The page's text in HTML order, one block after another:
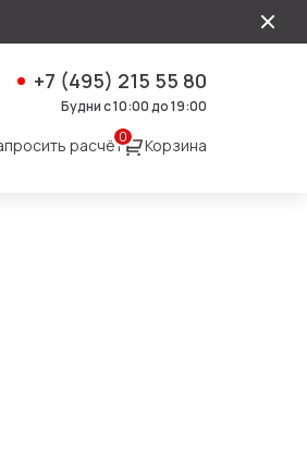
+7 (495) 215 55 80
Будни с 10:00 до 19:00
расчёт Корзина
0